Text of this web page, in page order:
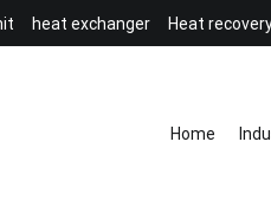
heat exchanger Heat
Home